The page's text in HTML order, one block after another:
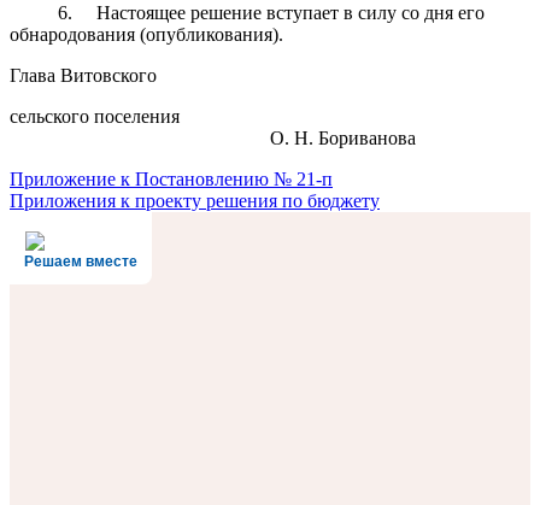
6. Настоящее решение вступает в силу со дня его
обнародования (опубликования).
Глава Витовского
сельского поселения
О. Н. Бориванова
Навигация
по
записям
Приложение к Постановлению № 21-п
Приложения к проекту решения по бюджету
Решаем вместе